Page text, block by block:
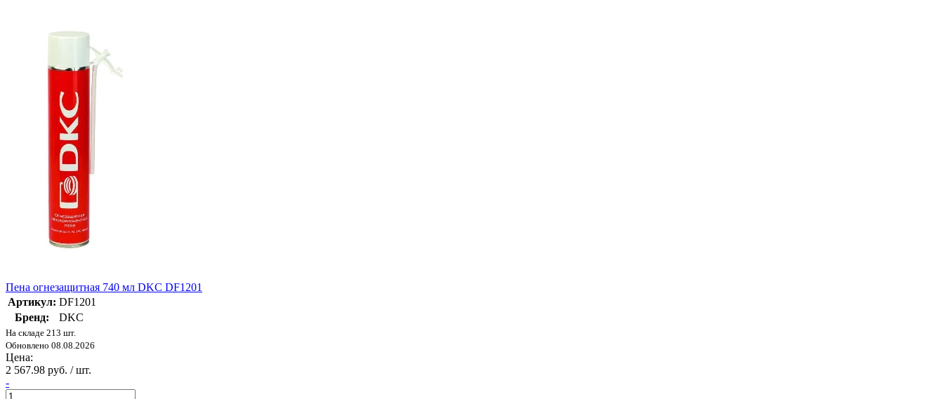
Пена огнезащитная 740 мл DKC DF1201
Артикул: DF1201
Бренд:
DKC
На складе 213 шт.
Обновлено 08.08.2026
Цена:
2 567.98 руб. / шт.
-